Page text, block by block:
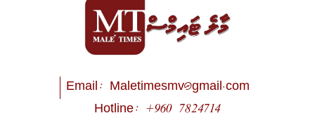
Email:Maletimesmv@gmail.com
Hotline: +960 7824714